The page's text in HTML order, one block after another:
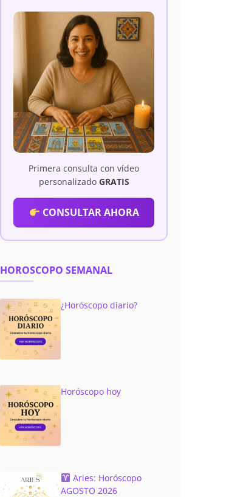
Primera consulta con vídeo
personalizado GRATIS
CONSULTAR AHORA
HOROSCOPO SEMANAL
¿Horóscopo diario?
Horóscopo hoy
Aries: Horóscopo
AGOSTO 2026